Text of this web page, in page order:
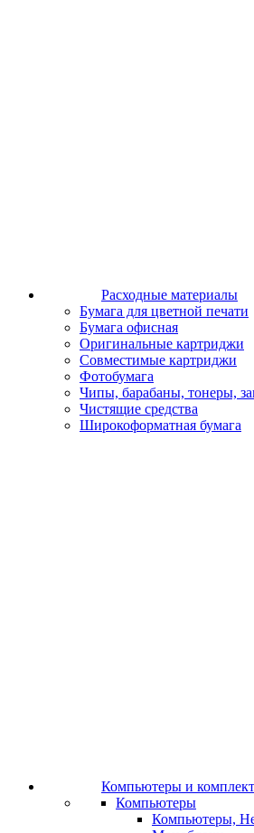
Расходные материалы
Бумага для цветной печати
Бумага офисная
Оригинальные картриджи
Совместимые картриджи
Фотобумага
Чипы, барабаны, тонеры,
Чистящие средства
Широкоформатная бумага
Компьютеры и
Компьютеры
Компьютеры,